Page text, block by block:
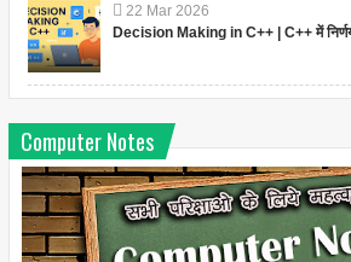
22 Mar 2026
Decision Making in C++ | C++ में
Computer Notes